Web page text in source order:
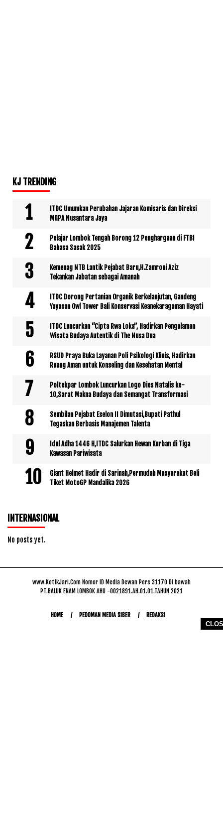
KJ TRENDING
ITDC Umumkan Perubahan Jajaran Komisaris dan Direksi
MGPA Nusantara Jaya
Pelajar Lombok Tengah Borong 12 Penghargaan di FTBI
Bahasa Sasak 2025
Kemenag NTB Lantik Pejabat Baru,H.Zamroni Aziz
Tekankan Jabatan sebagai Amanah
ITDC Dorong Pertanian Organik Berkelanjutan, Gandeng
Yayasan Owl Tower Bali Konservasi Keanekaragaman Hayati
ITDC Luncurkan “Cipta Rwa Loka”, Hadirkan Pengalaman
Wisata Budaya Autentik di The Nusa Dua
RSUD Praya Buka Layanan Poli Psikologi Klinis, Hadirkan
Ruang Aman untuk Konseling dan Kesehatan Mental
Poltekpar Lombok Luncurkan Logo Dies Natalis ke-
10,Sarat Makna Budaya dan Semangat Transformasi
Sembilan Pejabat Eselon II Dimutasi,Bupati Pathul
Tegaskan Berbasis Manajemen Talenta
Idul Adha 1446 H,ITDC Salurkan Hewan Kurban di Tiga
Kawasan Pariwisata
Giant Helmet Hadir di Sarinah,Permudah Masyarakat Beli
Tiket MotoGP Mandalika 2026
INTERNASIONAL
No posts yet.
www.KetikJari.Com Nomor ID Media Dewan Pers 31170 Di bawah
PT.BALUK ENAM LOMBOK AHU -0021891.AH.01.01.TAHUN 2021
HOME PEDOMAN MEDIA SIBER REDAKSI